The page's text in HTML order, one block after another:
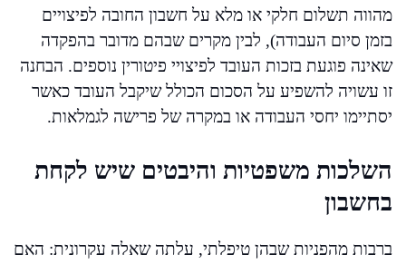
מהווה תשלום חלקי או מלא על חשבון החובה לפיצויים
בזמן סיום העבודה), לבין מקרים שבהם מדובר בהפקדה
שאינה פוגעת בזכות העובד לפיצויי פיטורין נוספים. הבחנה
זו עשויה להשפיע על הסכום הכולל שיקבל העובד כאשר
יסתיימו יחסי העבודה או במקרה של פרישה לגמלאות.
השלכות משפטיות והיבטים שיש לקחת
בחשבון
ברבות מהפניות שבהן טיפלתי, עלתה שאלה עקרונית: האם